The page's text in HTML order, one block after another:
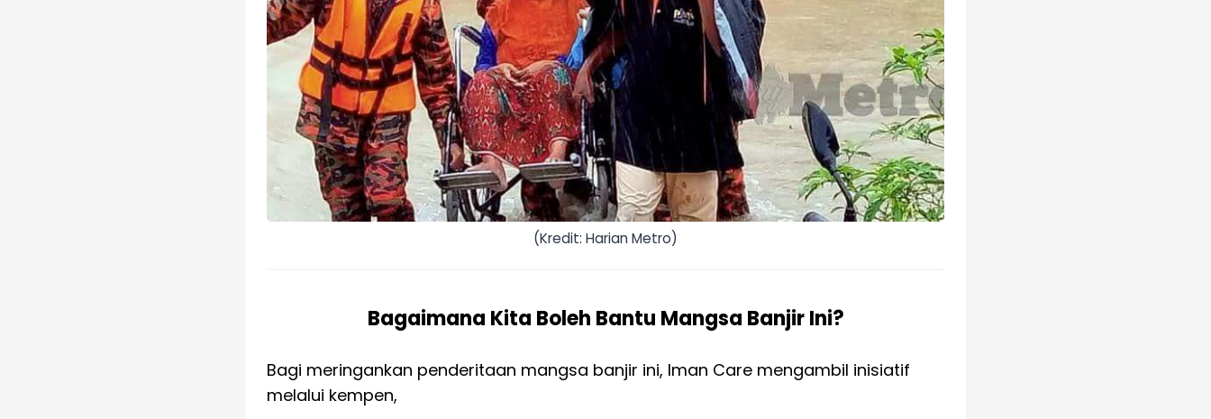
(Kredit: Harian Metro)
Bagaimana Kita Boleh Bantu Mangsa Banjir Ini?
Bagi meringankan penderitaan mangsa banjir ini, Iman Care mengambil inisiatif
melalui kempen,